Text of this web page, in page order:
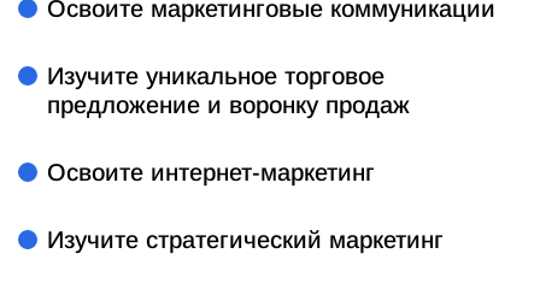
Освоите маркетинговые коммуникации
Изучите уникальное торговое
предложение и воронку продаж
Освоите интернет-маркетинг
Изучите стратегический маркетинг